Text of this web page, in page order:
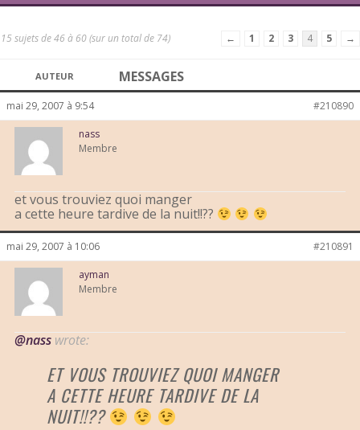
15 sujets de 46 à 60 (sur un total de 74) ← 1 2 3 4 5 →
AUTEUR MESSAGES
mai 29, 2007 à 9:54 #210890
nass
Membre
et vous trouviez quoi manger
a cette heure tardive de la nuit!!??
mai 29, 2007 à 10:06 #210891
ayman
Membre
@nass wrote:
ET VOUS TROUVIEZ QUOI MANGER
A CETTE HEURE TARDIVE DE LA
NUIT!!??